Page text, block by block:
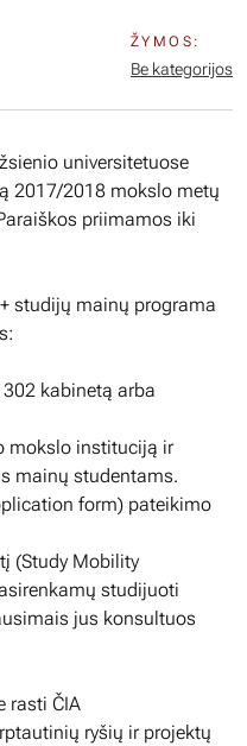
ŽYMOS:
Be kategorijos
universitetuose
2017/2018 mokslo metų
priimamos iki
studijų mainų programa
kabinetą arba
mokslo instituciją ir
mainų studentams.
form) pateikimo
(Study Mobility
studijuoti
jus konsultuos
rasti ČIA
ryšių ir projektų